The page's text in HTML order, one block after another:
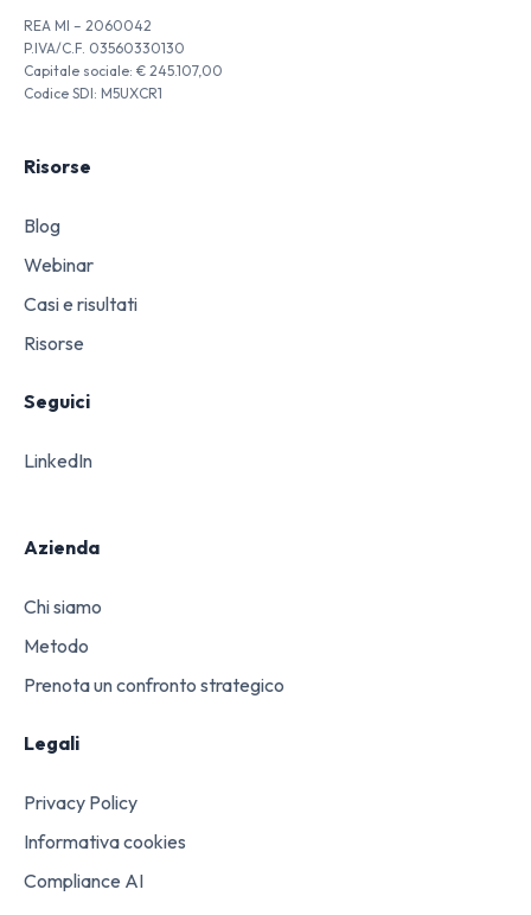
REA MI – 2060042
P.IVA/C.F. 03560330130
Capitale sociale: € 245.107,00
Codice SDI: M5UXCR1
Risorse
Blog
Webinar
Casi e risultati
Risorse
Seguici
LinkedIn
Azienda
Chi siamo
Metodo
Prenota un confronto strategico
Legali
Privacy Policy
Informativa cookies
Compliance AI